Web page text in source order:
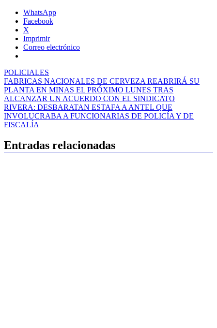
WhatsApp
Facebook
X
Imprimir
Correo electrónico
POLICIALES
Navegación
de
entradas
FABRICAS NACIONALES DE CERVEZA REABRIRÁ SU
PLANTA EN MINAS EL PRÓXIMO LUNES TRAS
ALCANZAR UN ACUERDO CON EL SINDICATO
RIVERA: DESBARATAN ESTAFA A ANTEL QUE
INVOLUCRABA A FUNCIONARIAS DE POLICÍA Y DE
FISCALÍA
Entradas relacionadas